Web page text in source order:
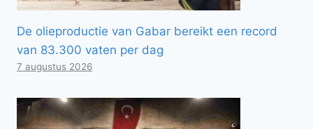
De olieproductie van Gabar bereikt een record
van 83.300 vaten per dag
7 augustus 2026